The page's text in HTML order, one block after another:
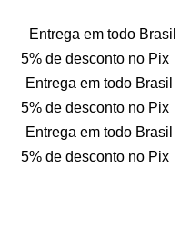
Entrega em todo Brasil
5% de desconto no Pix
Entrega em todo Brasil
5% de desconto no Pix
Entrega em todo Brasil
5% de desconto no Pix